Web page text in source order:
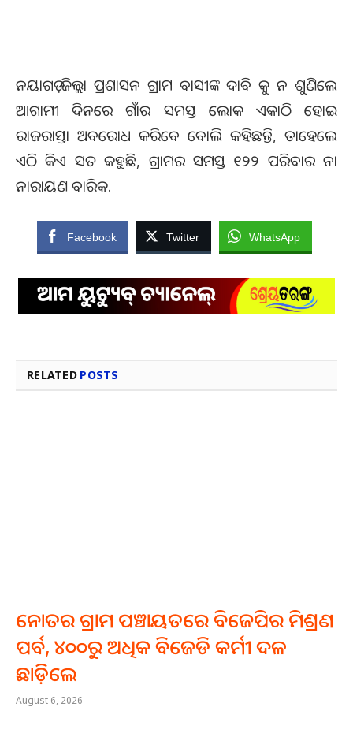
ନୟାଗଡ଼ ଜିଲ୍ଲା ପ୍ରଶାସନ ଗ୍ରାମ ବାସୀଙ୍କ ଦାବି କୁ ନ ଶୁଣିଲେ
ଆଗାମୀ ଦିନରେ ଗାଁର ସମସ୍ତ ଲୋକ ଏକାଠି ହୋଇ
ରାଜରାସ୍ତା ଅବରୋଧ କରିବେ ବୋଲି କହିଛନ୍ତି, ତାହେଲେ
ଏଠି କିଏ ସତ କହୁଛି, ଗ୍ରାମର ସମସ୍ତ ୧୨୨ ପରିବାର ନା
ନାରାୟଣ ବାରିକ.
Facebook Twitter WhatsApp
RELATED POSTS
ନୋତର ଗ୍ରାମ ପଞ୍ଚାୟତରେ ବିଜେପିର ମିଶ୍ରଣ
ପର୍ବ, ୪୦୦ରୁ ଅଧିକ ବିଜେଡି କର୍ମୀ ଦଳ
ଛାଡ଼ିଲେ
August 6, 2026